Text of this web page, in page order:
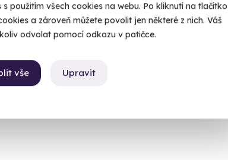
použitím všech cookies na webu. Po kliknutí na tlačítko
a zároveň můžete povolit jen některé z nich. Váš
odvolat pomocí odkazu v patičce.
Upravit
vše